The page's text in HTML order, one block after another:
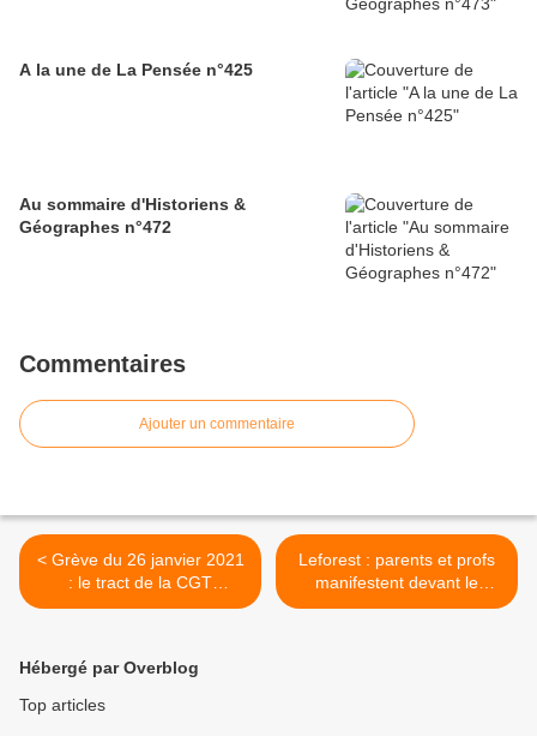
A la une de La Pensée n°425
Au sommaire d'Historiens &
Géographes n°472
Commentaires
Ajouter un commentaire
< Grève du 26 janvier 2021
: le tract de la CGT
Educ'action 59/62
Leforest : parents et profs
manifestent devant le
collège pour protester
Hébergé par Overblog
Top articles